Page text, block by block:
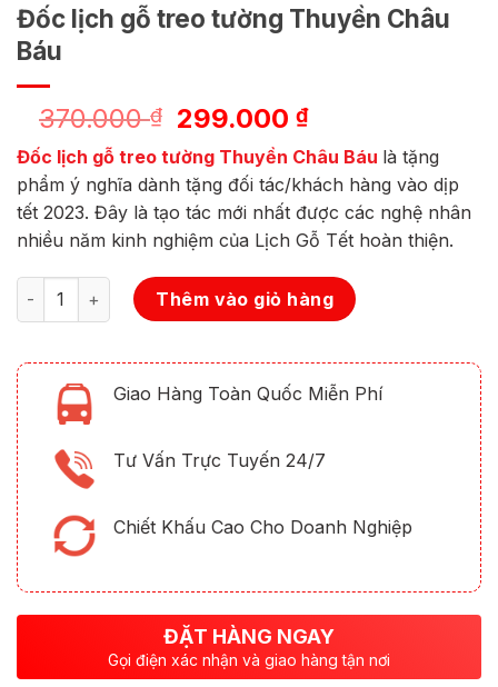
Đốc lịch gỗ treo tường Thuyền Châu
Báu
370.000₫
Giá
gốc
là:
370.000 ₫.
299.000₫Giá
hiện
tại
là:
299.000 ₫.
Đốc lịch gỗ treo tường Thuyền Châu Báu là tặng
phẩm ý nghĩa dành tặng đối tác/khách hàng vào dịp
tết 2023. Đây là tạo tác mới nhất được các nghệ nhân
nhiều năm kinh nghiệm của Lịch Gỗ Tết hoàn thiện.
Số lượng Thêm vào giỏ hàng
Giao Hàng Toàn Quốc Miễn Phí
Tư Vấn Trực Tuyến 24/7
Chiết Khấu Cao Cho Doanh Nghiệp
ĐẶT HÀNG NGAY
Gọi điện xác nhận và giao hàng tận nơi